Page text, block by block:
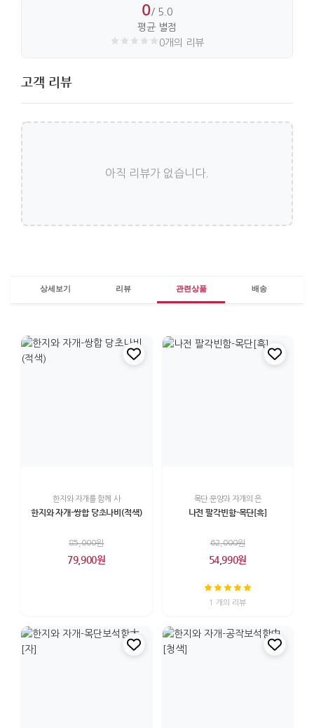
0/ 5.0
평균 별점
0개의 리뷰
고객 리뷰
아직 리뷰가 없습니다.
상세보기 리뷰 관련상품 배송
한지와 자개를 함께 사
한지와 자개-쌍합 당초나비(적색)
85,000원
79,900원
목단 문양과 자개의 은
나전 팔각빈함-목단[흑]
62,000원
54,990원
1 개의 리뷰